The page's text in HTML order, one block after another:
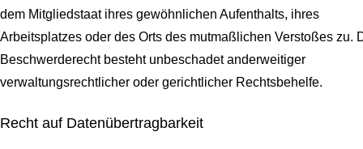
dem Mitgliedstaat ihres gewöhnlichen Aufenthalts, ihres
Arbeitsplatzes oder des Orts des mutmaßlichen Verstoßes zu.
Beschwerderecht besteht unbeschadet anderweitiger
verwaltungsrechtlicher oder gerichtlicher Rechtsbehelfe.
Recht auf Daten­übertrag­barkeit